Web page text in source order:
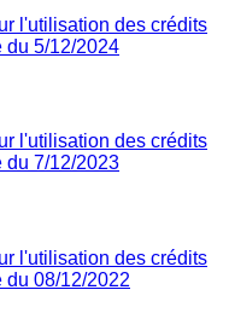
l'utilisation des crédits
du 5/12/2024
l'utilisation des crédits
du 7/12/2023
l'utilisation des crédits
du 08/12/2022